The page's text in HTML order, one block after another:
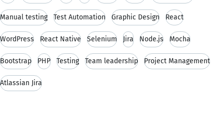
Manual testing Test Automation Graphic Design React
WordPress React Native Selenium Jira Node.js Mocha
Bootstrap PHP Testing Team leadership Project Management
Atlassian Jira